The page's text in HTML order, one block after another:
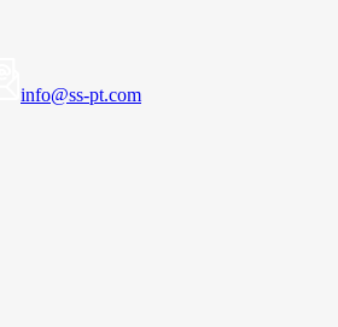
info@ss-pt.com